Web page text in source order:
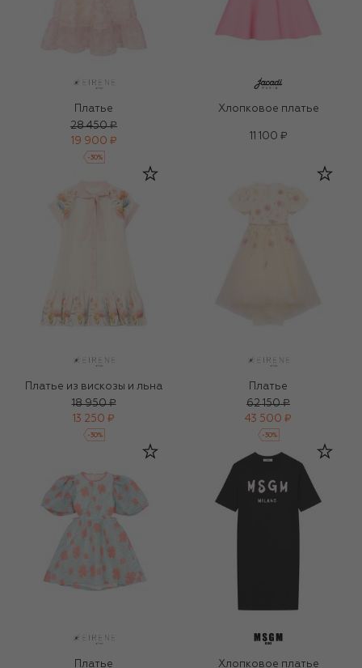
Платье
28 450 ₽
19 900 ₽
-30%
Хлопковое платье
11 100 ₽
Платье из вискозы и льна
18 950 ₽
13 250 ₽
-30%
Платье
62 150 ₽
43 500 ₽
-30%
Платье
Хлопковое платье